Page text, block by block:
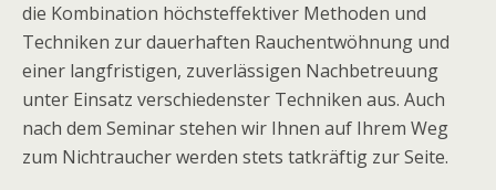
die Kombination höchsteffektiver Methoden und
Techniken zur dauerhaften Rauchentwöhnung und
einer langfristigen, zuverlässigen Nachbetreuung
unter Einsatz verschiedenster Techniken aus. Auch
nach dem Seminar stehen wir Ihnen auf Ihrem Weg
zum Nichtraucher werden stets tatkräftig zur Seite.